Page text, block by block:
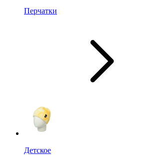
Перчатки
Детское